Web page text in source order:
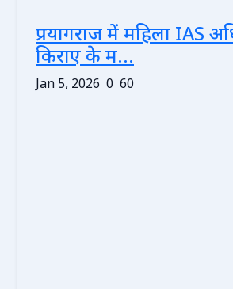
प्रयागराज में महिला IAS
किराए के म...
Jan 5, 2026 0 60